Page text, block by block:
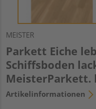
MEISTER
Parkett Eiche
Schiffsboden
MeisterParkett.
Artikelinformationen